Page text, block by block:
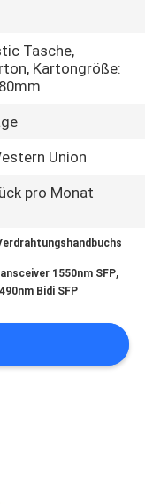
Tasche,
Kartongröße:
Union
pro Monat
1550nm SFP,
Bidi SFP